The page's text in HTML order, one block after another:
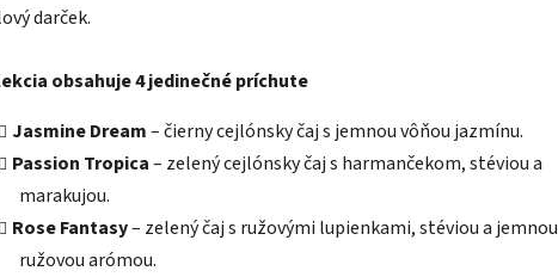
darček.
obsahuje 4 jedinečné príchute
Jasmine Dream– čierny cejlónsky čaj s jemnou vôňou jazmínu.
Passion Tropica– zelený cejlónsky čaj s harmančekom, stéviou a
marakujou.
Rose Fantasy– zelený čaj s ružovými lupienkami, stéviou a jemnou
ružovou arómou.